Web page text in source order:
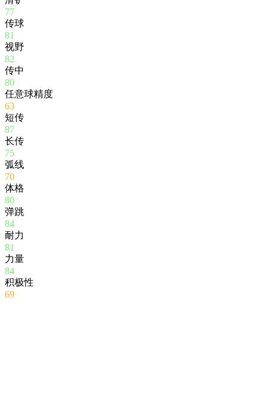
77
传球
81
视野
82
传中
80
任意球精度
63
短传
87
长传
75
弧线
70
体格
80
弹跳
84
耐力
81
力量
84
积极性
69